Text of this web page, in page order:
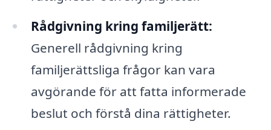
Rådgivning kring familjerätt:
Generell rådgivning kring
familjerättsliga frågor kan vara
avgörande för att fatta informerade
beslut och förstå dina rättigheter.